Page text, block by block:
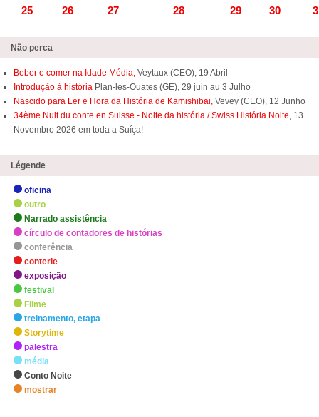
25
26 27 28 29 30
Não perca
Beber e comer na Idade Média, Veytaux (CEO), 19 Abril
Introdução à história Plan-les-Ouates (GE), 29 juin au 3 Julho
Nascido para Ler e Hora da História de Kamishibai, Vevey (CEO), 12 Junho
34ème Nuit du conte en Suisse - Noite da história / Swiss História Noite, 13
Novembro 2026 em toda a Suíça!
Légende
oficina
outro
Narrado assistência
círculo de contadores de histórias
conferência
conterie
exposição
festival
Filme
treinamento, etapa
Storytime
palestra
média
Conto Noite
mostrar